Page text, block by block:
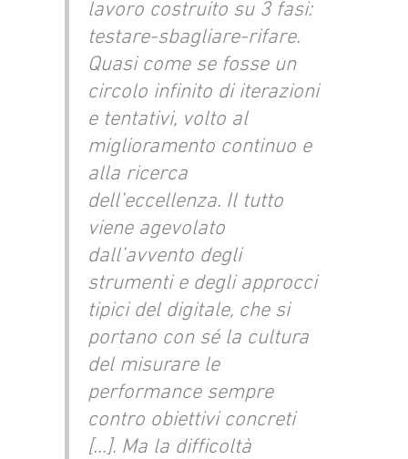
lavoro costruito su 3 fasi:
testare-sbagliare-rifare.
Quasi come se fosse un
circolo infinito di iterazioni
e tentativi, volto al
miglioramento continuo e
alla ricerca
dell’eccellenza. Il tutto
viene agevolato
dall’avvento degli
strumenti e degli approcci
tipici del digitale, che si
portano con sé la cultura
del misurare le
performance sempre
contro obiettivi concreti
[…]. Ma la difficoltà